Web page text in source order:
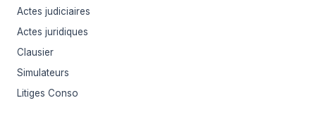
Actes judiciaires
Actes juridiques
Clausier
Simulateurs
Litiges Conso